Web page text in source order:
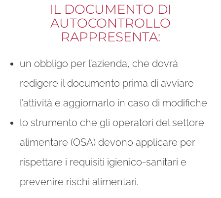
IL DOCUMENTO DI
AUTOCONTROLLO
RAPPRESENTA:
un obbligo per l’azienda, che dovrà
redigere il documento prima di avviare
l’attività e aggiornarlo in caso di modifiche
lo strumento che gli operatori del settore
alimentare (OSA) devono applicare per
rispettare i requisiti igienico-sanitari e
prevenire rischi alimentari.